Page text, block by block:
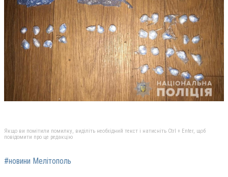
Якщо ви помітили помилку, виділіть необхідний текст і натисніть Ctrl + Enter, щоб
повідомити про це редакцію
#новини Мелітополь